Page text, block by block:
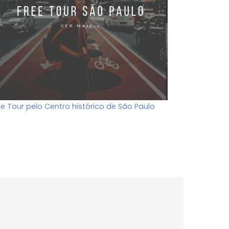
Tour pelo Centro histórico de São Paulo